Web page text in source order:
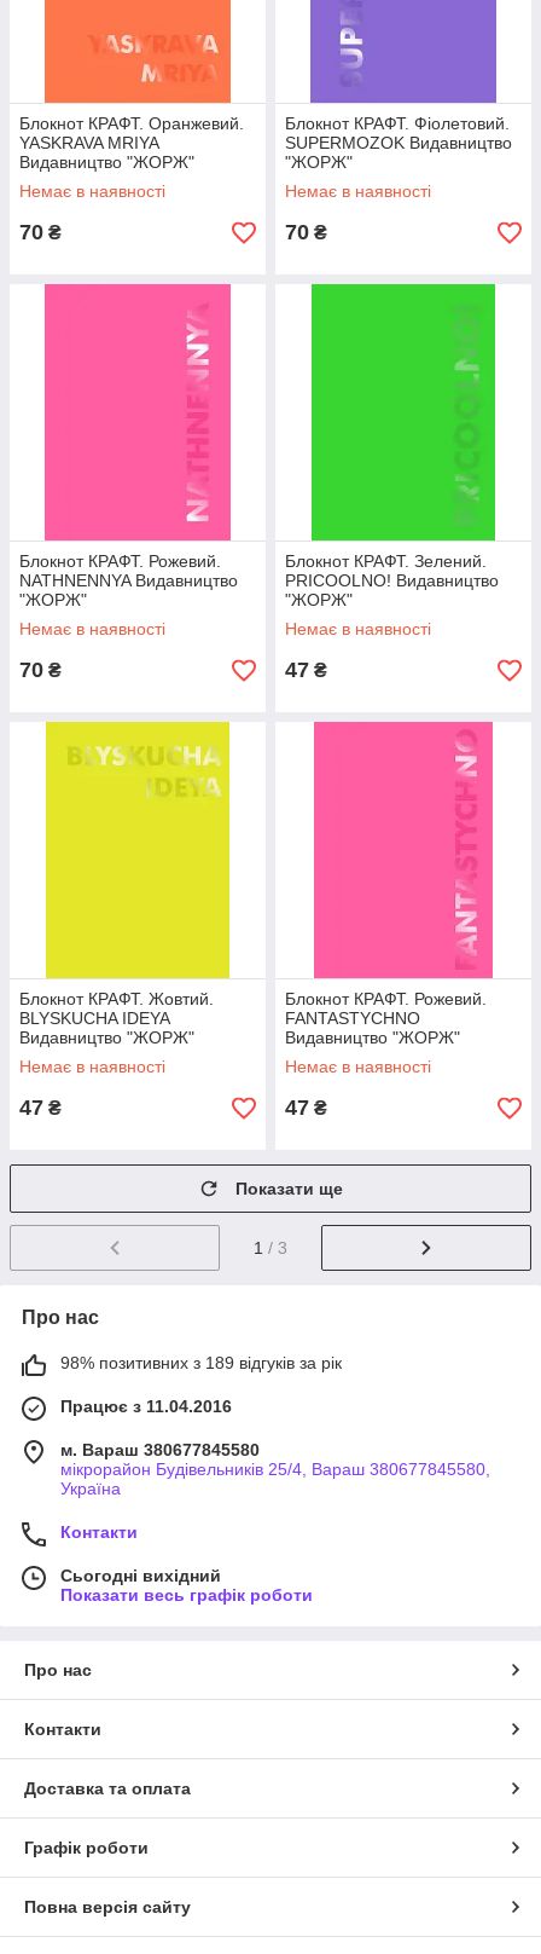
Блокнот КРАФТ. Оранжевий.
YASKRAVA MRIYA
Видавництво "ЖОРЖ"
Немає в наявності
70 ₴
Блокнот КРАФТ. Фіолетовий.
SUPERMOZOK Видавництво
"ЖОРЖ"
Немає в наявності
70 ₴
Блокнот КРАФТ. Рожевий.
NATHNENNYA Видавництво
"ЖОРЖ"
Немає в наявності
70 ₴
Блокнот КРАФТ. Зелений.
PRICOOLNO! Видавництво
"ЖОРЖ"
Немає в наявності
47 ₴
Блокнот КРАФТ. Жовтий.
BLYSKUCHA IDEYA
Видавництво "ЖОРЖ"
Немає в наявності
47 ₴
Блокнот КРАФТ. Рожевий.
FANTASTYCHNO
Видавництво "ЖОРЖ"
Немає в наявності
47 ₴
Показати ще
1 / 3
Про нас
98% позитивних з 189 відгуків за рік
Працює з 11.04.2016
м. Вараш 380677845580
мікрорайон Будівельників 25/4, Вараш 380677845580,
Україна
Контакти
Сьогодні вихідний
Показати весь графік роботи
Про нас
Контакти
Доставка та оплата
Графік роботи
Повна версія сайту